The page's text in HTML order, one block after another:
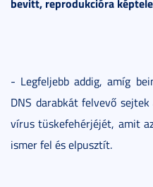
- Legfeljebb addig, amíg
DNS darabkát felvevő
vírus tüskefehérjéjét, amit
ismer fel és elpusztít.